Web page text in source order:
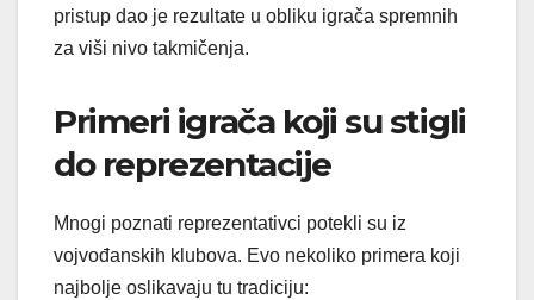
pristup dao je rezultate u obliku igrača spremnih
za viši nivo takmičenja.
Primeri igrača koji su stigli
do reprezentacije
Mnogi poznati reprezentativci potekli su iz
vojvođanskih klubova. Evo nekoliko primera koji
najbolje oslikavaju tu tradiciju: